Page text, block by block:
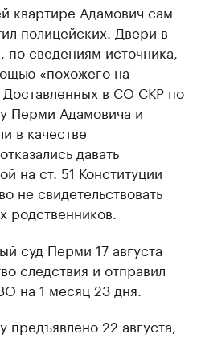
квартире Адамович сам
полицейских. Двери в
по сведениям источника,
«похожего на
Доставленных в СО СКР по
Перми Адамовича и
в качестве
давать
на ст. 51 Конституции
не свидетельствовать
родственников.
суд Перми 17 августа
следствия и отправил
на 1 месяц 23 дня.
22 августа,